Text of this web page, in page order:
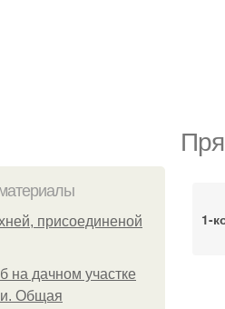
присоединеной
на дачном участке
Общая
1-